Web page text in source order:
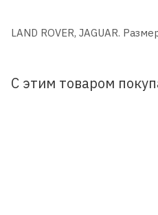
LAND ROVER, JAGUAR.
С этим товаром